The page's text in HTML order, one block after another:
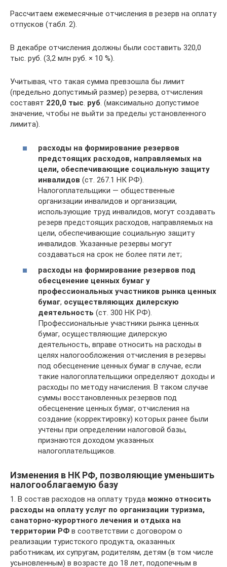
Рассчитаем ежемесячные отчисления в резерв на оплату
отпусков (табл. 2).
В декабре отчисления должны были составить 320,0
тыс. руб. (3,2 млн руб. × 10 %).
Учитывая, что такая сумма превзошла бы лимит
(предельно допустимый размер) резерва, отчисления
составят 220,0 тыс. руб. (максимально допустимое
значение, чтобы не выйти за пределы установленного
лимита).
расходы на формирование резервов
предстоящих расходов, направляемых на
цели, обеспечивающие социальную защиту
инвалидов (ст. 267.1 НК РФ).
Налогоплательщики — общественные
организации инвалидов и организации,
использующие труд инвалидов, могут создавать
резерв предстоящих расходов, направляемых на
цели, обеспечивающие социальную защиту
инвалидов. Указанные резервы могут
создаваться на срок не более пяти лет;
расходы на формирование резервов под
обесценение ценных бумаг у
профессиональных участников рынка ценных
бумаг, осуществляющих дилерскую
деятельность (ст. 300 НК РФ).
Профессиональные участники рынка ценных
бумаг, осуществляющие дилерскую
деятельность, вправе относить на расходы в
целях налогообложения отчисления в резервы
под обесценение ценных бумаг в случае, если
такие налогоплательщики определяют доходы и
расходы по методу начисления. В таком случае
суммы восстановленных резервов под
обесценение ценных бумаг, отчисления на
создание (корректировку) которых ранее были
учтены при определении налоговой базы,
признаются доходом указанных
налогоплательщиков.
Изменения в НК РФ, позволяющие уменьшить
налогооблагаемую базу
1. В состав расходов на оплату труда можно относить
расходы на оплату услуг по организации туризма,
санаторно-курортного лечения и отдыха на
территории РФ в соответствии с договором о
реализации туристского продукта, оказанных
работникам, их супругам, родителям, детям (в том числе
усыновленным) в возрасте до 18 лет, подопечным в